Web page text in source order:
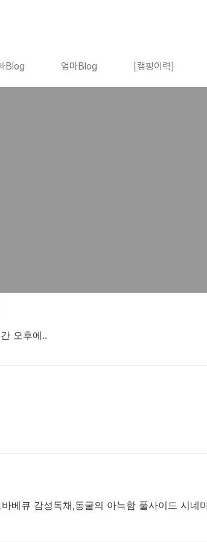
Blog 엄마Blog [캠핑이력]
오후에..
베큐 감성독채,동굴의 아늑함 풀사이드 시네